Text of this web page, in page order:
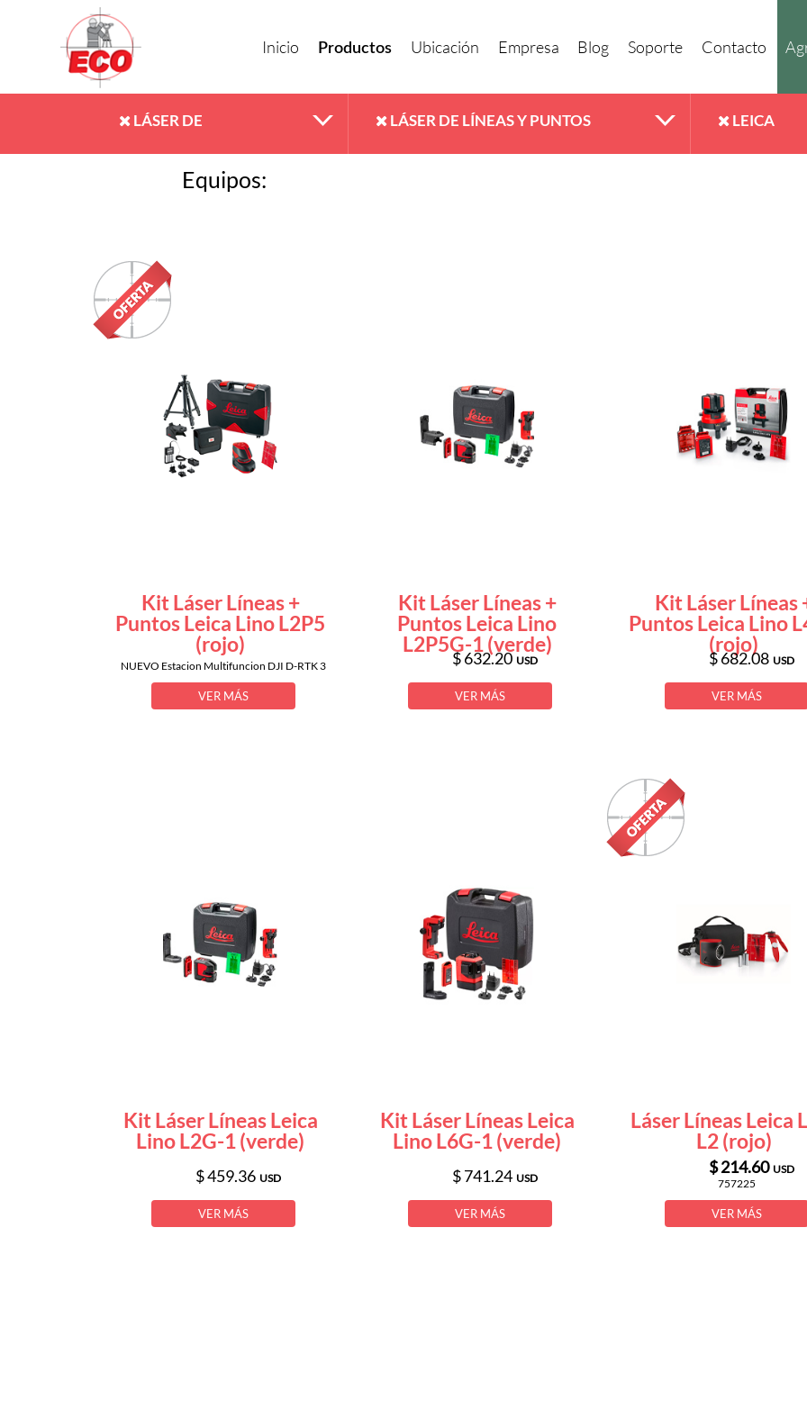
Inicio Productos Ubicación Empresa Blog Soporte Contacto
LÁSER DE
CONSTRUCCIÓN
LÁSER DE LÍNEAS Y PUNTOS LEICA
Equipos:
Kit Láser Líneas +
Puntos Leica Lino L2P5
(rojo)
NUEVO Estacion Multifuncion DJI D-RTK 3
VER MÁS
Kit Láser Líneas +
Puntos Leica Lino
L2P5G-1 (verde)
$ 632.20 USD
VER MÁS
Kit Láser Líneas
Puntos Leica Lino
(rojo)
$ 682.08 USD
VER MÁS
Kit Láser Líneas Leica
Lino L2G-1 (verde)
$ 459.36 USD
VER MÁS
Kit Láser Líneas Leica
Lino L6G-1 (verde)
$ 741.24 USD
VER MÁS
Láser Líneas Leica
L2 (rojo)
$ 214.60 USD
757225
VER MÁS